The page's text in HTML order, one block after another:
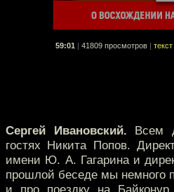
59:01 41809 просмотров текст
Сергей Ивановский. Всем
гостях Никита Попов.
имени Ю. А. Гагарина и
прошлой беседе мы немного